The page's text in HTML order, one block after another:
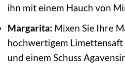
ihn mit einem Hauch von
Margarita: Mixen Sie Ihre
hochwertigem Limettensaft
und einem Schuss